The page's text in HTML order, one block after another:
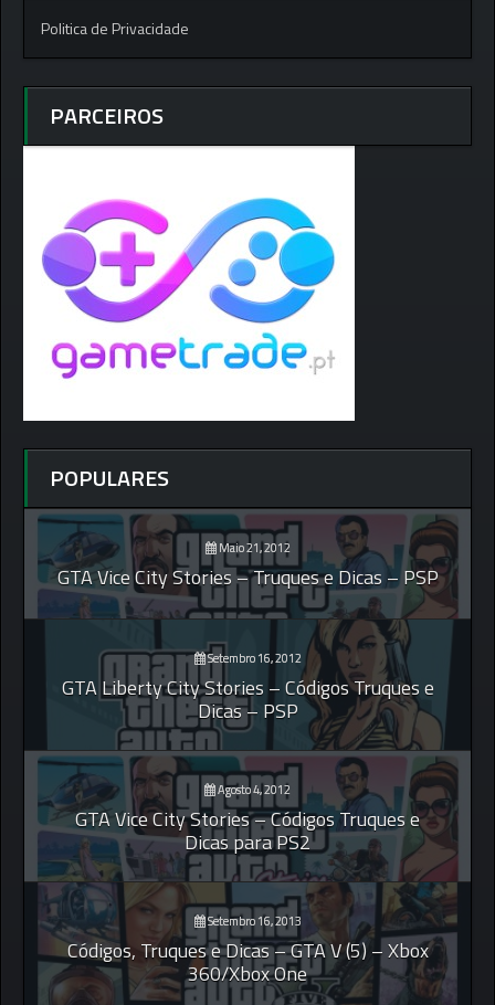
Politica de Privacidade
PARCEIROS
POPULARES
Maio 21, 2012
GTA Vice City Stories – Truques e Dicas – PSP
Setembro 16, 2012
GTA Liberty City Stories – Códigos Truques e
Dicas – PSP
Agosto 4, 2012
GTA Vice City Stories – Códigos Truques e
Dicas para PS2
Setembro 16, 2013
Códigos, Truques e Dicas – GTA V (5) – Xbox
360/Xbox One